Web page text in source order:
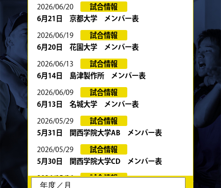
2026/06/20
試合情報
6月21日 京都大学 メンバー表
2026/06/19
試合情報
6月20日 花園大学 メンバー表
2026/06/13
試合情報
6月14日 島津製作所 メンバー表
2026/06/09
試合情報
6月13日 名城大学 メンバー表
2026/05/29
試合情報
5月31日 関西学院大学AB メンバー表
2026/05/29
試合情報
5月30日 関西学院大学CD メンバー表
2026/05/26
試合情報